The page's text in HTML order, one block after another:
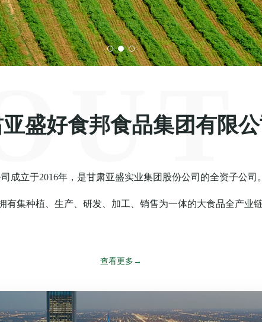
盛好食邦食品集团有限公
成立于2016年，是甘肃亚盛实业集团股份公司的全资子公司
有集种植、生产、研发、加工、销售为一体的大食品全产业链
查看更多→